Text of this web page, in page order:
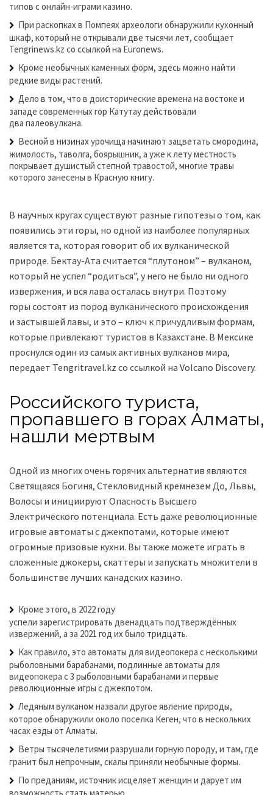
типов с онлайн-играми казино.
При раскопках в Помпеях археологи обнаружили кухонный
шкаф, который не открывали две тысячи лет, сообщает
Tengrinews.kz со ссылкой на Euronews.
Кроме необычных каменных форм, здесь можно найти
редкие виды растений.
Дело в том, что в доисторические времена на востоке и
западе современных гор Катутау действовали
два палеовулкана.
Весной в низинах урочища начинают зацветать смородина,
жимолость, таволга, боярышник, а уже к лету местность
покрывает душистый степной травостой, многие травы
которого занесены в Красную книгу.
В научных кругах существуют разные гипотезы о том, как
появились эти горы, но одной из наиболее популярных
является та, которая говорит об их вулканической
природе. Бектау-Ата считается “плутоном” – вулканом,
который не успел “родиться”, у него не было ни одного
извержения, и вся лава осталась внутри. Поэтому
горы состоят из пород вулканического происхождения
и застывшей лавы, и это – ключ к причудливым формам,
которые привлекают туристов в Казахстане. В Мексике
проснулся один из самых активных вулканов мира,
передает Tengritravel.kz со ссылкой на Volcano Discovery.
Российского туриста,
пропавшего в горах Алматы,
нашли мертвым
Одной из многих очень горячих альтернатив являются
Светящаяся Богиня, Стекловидный кремнезем До, Львы,
Волосы и инициируют Опасность Высшего
Электрического потенциала. Есть даже революционные
игровые автоматы с джекпотами, которые имеют
огромные призовые кухни. Вы также можете играть в
сложенные джокеры, скаттеры и запускать множители в
большинстве лучших канадских казино.
Кроме этого, в 2022 году
успели зарегистрировать двенадцать подтверждённых
извержений, а за 2021 год их было тридцать.
Как правило, это автоматы для видеопокера с несколькими
рыболовными барабанами, подлинные автоматы для
видеопокера с 3 рыболовными барабанами и первые
революционные игры с джекпотом.
Ледяным вулканом назвали другое явление природы,
которое обнаружили около поселка Кеген, что в нескольких
часах езды от Алматы.
Ветры тысячелетиями разрушали горную породу, и там, где
гранит был непрочным, скалы приняли необычные формы.
По преданиям, источник исцеляет женщин и дарует им